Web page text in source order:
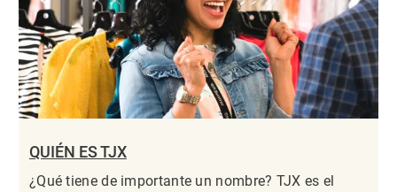
QUIÉN ES TJX
¿Qué tiene de importante un nombre? TJX es el